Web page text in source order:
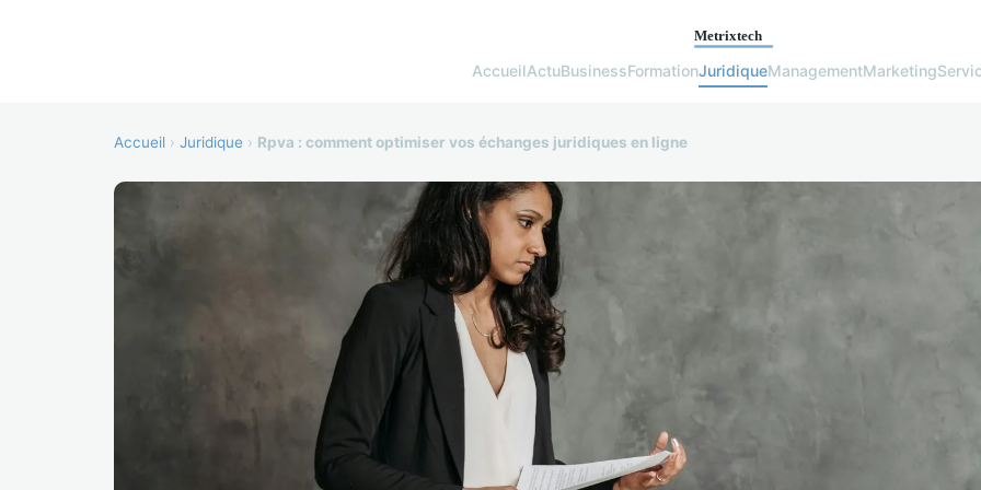
AccueilActuBusinessFormationJuridiqueManagementMarketing
Accueil › Juridique › Rpva : comment optimiser vos échanges juridiques en ligne